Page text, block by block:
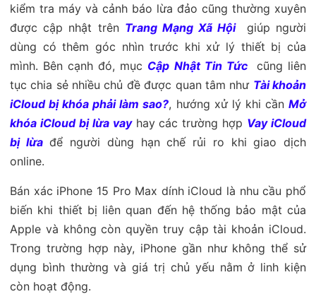
kiểm tra máy và cảnh báo lừa đảo cũng thường xuyên
được cập nhật trên Trang Mạng Xã Hội
giúp người
dùng có thêm góc nhìn trước khi xử lý thiết bị của
mình. Bên cạnh đó, mục Cập Nhật Tin Tức
cũng liên
tục chia sẻ nhiều chủ đề được quan tâm như Tài khoản
iCloud bị khóa phải làm sao?, hướng xử lý khi cầnMở
khóa iCloud bị lừa vayhay các trường hợp Vay iCloud
bị lừađể người dùng hạn chế rủi ro khi giao dịch
online.
Bán xác iPhone 15 Pro Max dính iCloud là nhu cầu phổ
biến khi thiết bị liên quan đến hệ thống bảo mật của
Apple và không còn quyền truy cập tài khoản iCloud.
Trong trường hợp này, iPhone gần như không thể sử
dụng bình thường và giá trị chủ yếu nằm ở linh kiện
còn hoạt động.